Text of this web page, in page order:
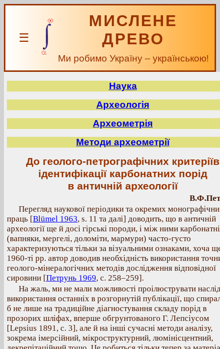
☰
МИСЛЕНЕ
ДРЕВО
Ми робимо Україну – українською!
Наука
Археологія
Археометрія
Методи археометрії
До геолого-петрографічних критеріїв
ідентифікації карбонатних порід
в античній археології
Перегляд наукової періодики та окремих
праць [Blümel 1963, s. 11 та далі] доводить, що в античній
археології ще й досі гірські породи, і між ними карбонатні
(вапняки, мергелі, доломіти, мармури) часто-густо
характеризуються тільки за візуальними ознаками, хоча
1960-ті рр. автор доводив необхідність використання
геолого-мінералогічних методів дослідження відповідної
сировини [Петрунь 1969, с. 258–259].
На жаль, ми не мали можливості проілюструвати
використання останніх в розгорнутій публікації, що
б не лише на традиційне діагностування складу порід в
прозорих шліфах, вперше обгрунтованого Г. Лепсіусом
[Lepsius 1891, с. 3], але й на інші сучасні методи аналізу,
зокрема імерсійний, мікроструктурний, люмінісцентний,